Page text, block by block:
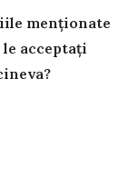
menționate
acceptați